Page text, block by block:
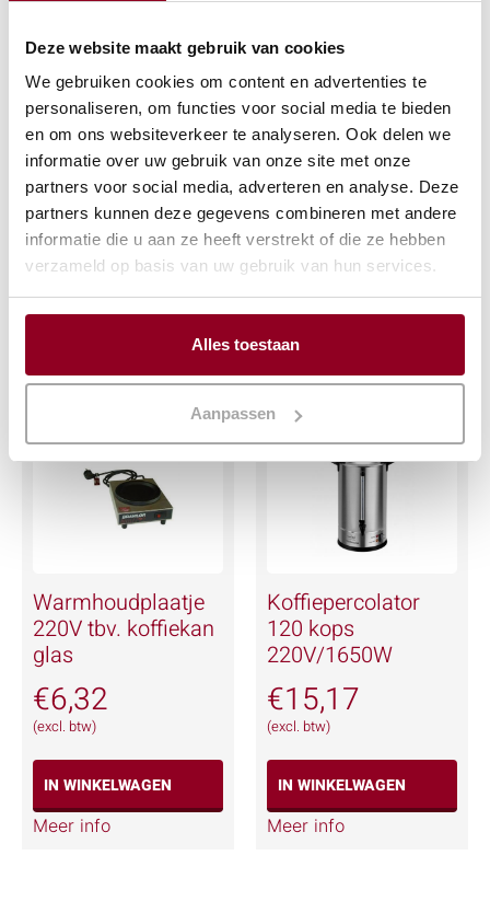
Deze website maakt gebruik van cookies
We gebruiken cookies om content en advertenties te
personaliseren, om functies voor social media te bieden
en om ons websiteverkeer te analyseren. Ook delen we
informatie over uw gebruik van onze site met onze
partners voor social media, adverteren en analyse. Deze
partners kunnen deze gegevens combineren met andere
informatie die u aan ze heeft verstrekt of die ze hebben
verzameld op basis van uw gebruik van hun services.
Alles toestaan
Aanpassen
D.E. Cafitesse 300
€189,67
Koffiecontainer
10ltr. 220V/80W
€12,64
IN WINKELWAGEN
Meer info
Warmhoudplaatje
220V tbv. koffiekan
glas
€6,32
(excl. btw)
IN WINKELWAGEN
Meer info
Koffiepercolator
120 kops
220V/1650W
€15,17
(excl. btw)
IN WINKELWAGEN
Meer info